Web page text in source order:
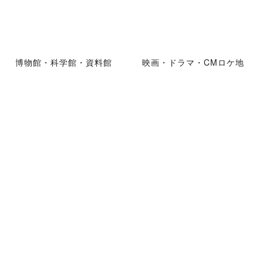
博物館・科学館・資料館 映画・ドラマ・CMロケ地